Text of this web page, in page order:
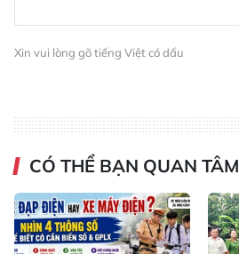
Xin vui lòng gõ tiếng Việt có dấu
CÓ THỂ BẠN QUAN TÂM